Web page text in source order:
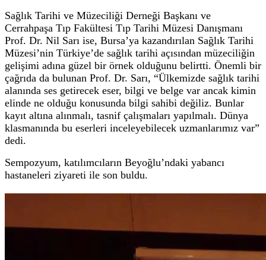
Sağlık Tarihi ve Müzeciliği Derneği Başkanı ve
Cerrahpaşa Tıp Fakültesi Tıp Tarihi Müzesi Danışmanı
Prof. Dr. Nil Sarı ise, Bursa’ya kazandırılan Sağlık Tarihi
Müzesi’nin Türkiye’de sağlık tarihi açısından müzeciliğin
gelişimi adına güzel bir örnek olduğunu belirtti. Önemli bir
çağrıda da bulunan Prof. Dr. Sarı, “Ülkemizde sağlık tarihi
alanında ses getirecek eser, bilgi ve belge var ancak kimin
elinde ne olduğu konusunda bilgi sahibi değiliz. Bunlar
kayıt altına alınmalı, tasnif çalışmaları yapılmalı. Dünya
klasmanında bu eserleri inceleyebilecek uzmanlarımız var”
dedi.
Sempozyum, katılımcıların Beyoğlu’ndaki yabancı
hastaneleri ziyareti ile son buldu.